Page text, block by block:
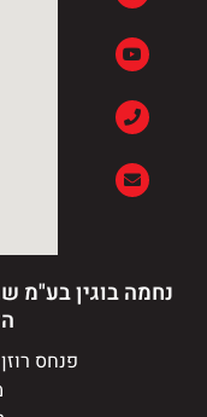
נחמה בוגין בע"מ
פנחס רוזן 72, בנין "טופ דן", תל